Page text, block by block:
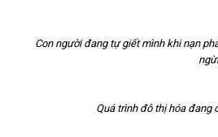
Con người đang tự giết mình khi nạn
Quá trình đô thị hóa đang